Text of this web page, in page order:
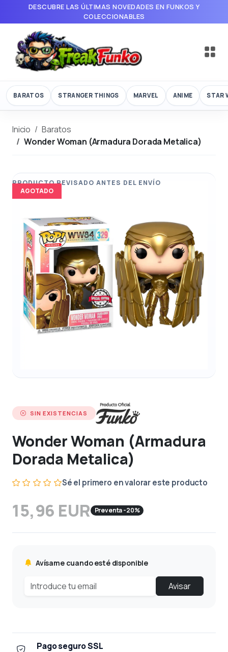
DESCUBRE LAS ÚLTIMAS NOVEDADES EN FUNKOS Y
COLECCIONABLES
BARATOS STRANGER THINGS MARVEL ANIME STAR
Inicio
Baratos
Wonder Woman (Armadura Dorada Metalica)
AGOTADO
SIN EXISTENCIAS
Wonder Woman (Armadura
Dorada Metalica)
Sé el primero en valorar este producto
15,96 EUR Preventa -20%
Avísame cuando esté disponible
Avisar
Pago seguro SSL